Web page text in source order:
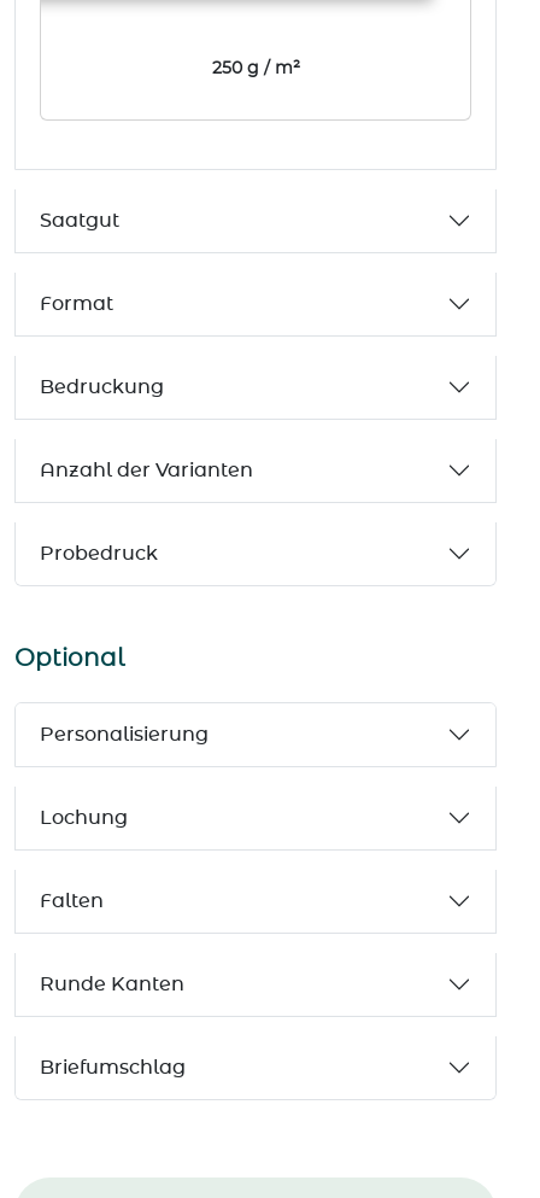
250 g / m²
Saatgut
Format
Bedruckung
Anzahl der Varianten
Probedruck
Optional
Personalisierung
Lochung
Falten
Runde Kanten
Briefumschlag